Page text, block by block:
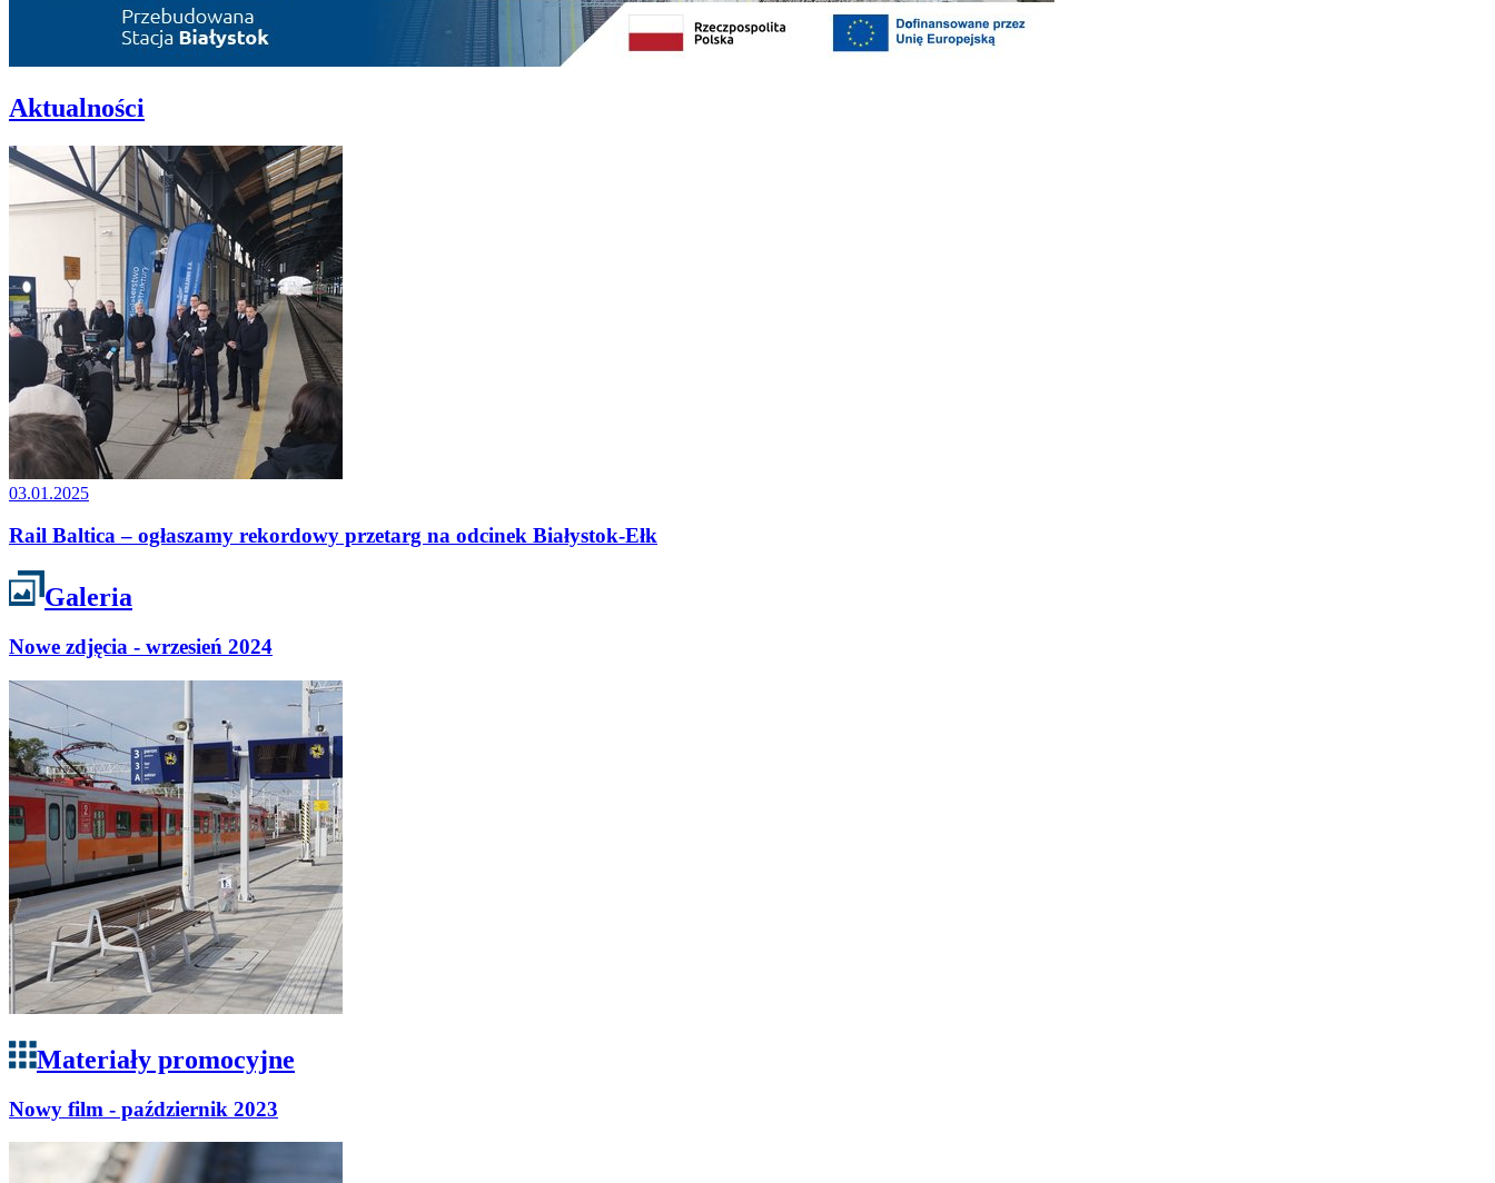
Aktualności
03.01.2025
Rail Baltica – ogłaszamy rekordowy przetarg na odcinek Białystok-Ełk
Galeria
Nowe zdjęcia - wrzesień 2024
Materiały promocyjne
Nowy film - październik 2023